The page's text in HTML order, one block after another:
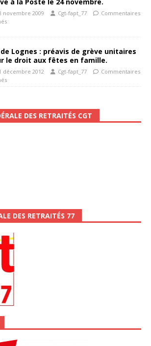
novembre 2009 Cgt-fapt_77
Commentaires
de Lognes : préavis de grève unitaires
le droit aux fêtes en famille.
décembre 2012 Cgt-fapt_77
Commentaires
DES RETRAITÉS CGT
DES RETRAITÉS 77